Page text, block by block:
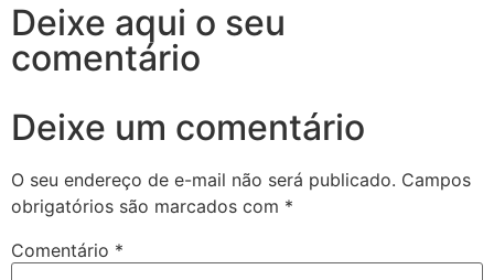
Deixe aqui o seu
comentário
Deixe um comentário
O seu endereço de e-mail não será publicado. Campos
obrigatórios são marcados com *
Comentário *